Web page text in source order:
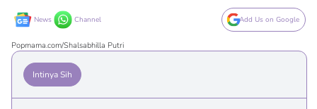
News Channel Add Us on Google
Popmama.com/Shalsabhilla Putri
Intinya Sih